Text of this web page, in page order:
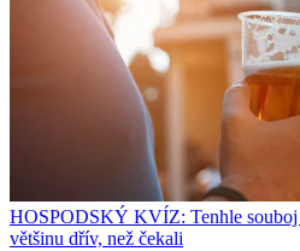
HOSPODSKÝ KVÍZ: Tenhle souboj
většinu dřív, než čekali